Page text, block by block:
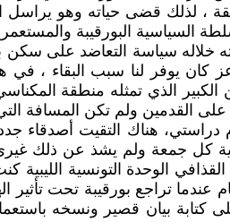
، لذلك قضى حياته وهو
السياسية البورقيبة
خلاله سياسة التعاضد على
كان يوفر لنا سبب البقاء
الذي تمثله منطقة
على القدمين ولم تكن
دراستي، هناك التقيت أصدقاء
كل جمعة ولم يشذ عن ذلك
القذافي الوحدة التونسية
عندما تراجع بورقيبة تحت تأثير
كتابة بيان قصير ونسخه